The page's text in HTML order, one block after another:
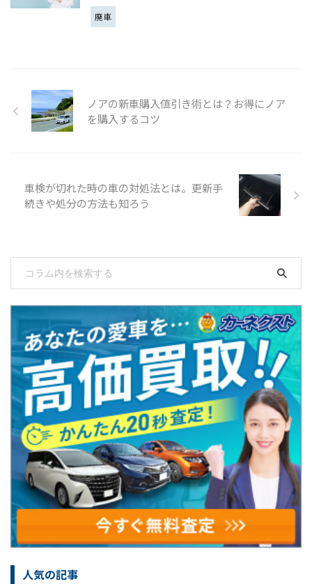
廃車
ノアの新車購入値引き術とは？お得にノア
を購入するコツ
車検が切れた時の車の対処法とは。更新手
続きや処分の方法も知ろう
人気の記事